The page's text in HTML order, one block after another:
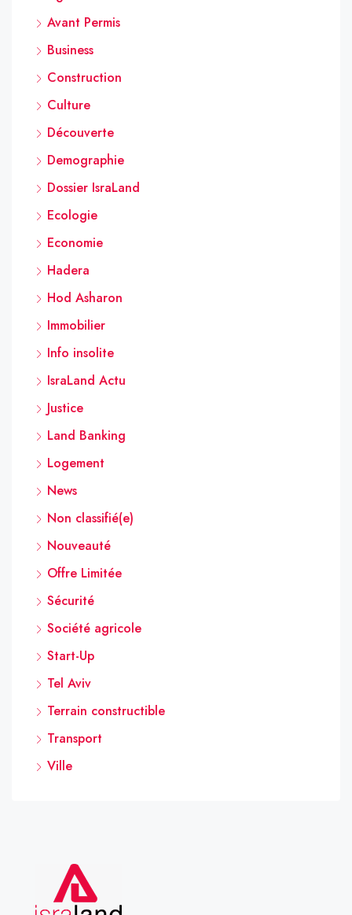
Avant Permis
Business
Construction
Culture
Découverte
Demographie
Dossier IsraLand
Ecologie
Economie
Hadera
Hod Asharon
Immobilier
Info insolite
IsraLand Actu
Justice
Land Banking
Logement
News
Non classifié(e)
Nouveauté
Offre Limitée
Sécurité
Société agricole
Start-Up
Tel Aviv
Terrain constructible
Transport
Ville